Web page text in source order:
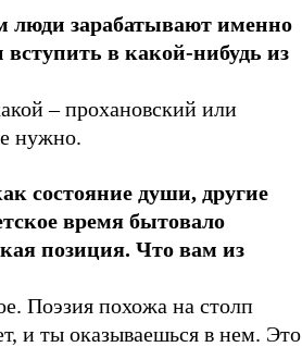
люди зарабатывают именно
в какой-нибудь из
– прохановский или
нужно.
состояние души, другие
время бытовало
позиция. Что вам из
Поэзия похожа на столп
и ты оказываешься в нем. Это